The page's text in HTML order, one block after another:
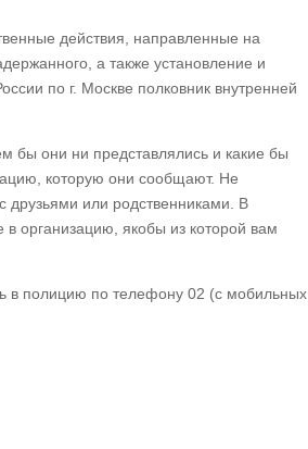
действия, направленные на
а также установление и
по г. Москве полковник внутренней
бы они ни представлялись и какие бы
которую они сообщают. Не
друзьями или родственниками. В
организацию, якобы из которой вам
в полицию по телефону 02 (с мобильных